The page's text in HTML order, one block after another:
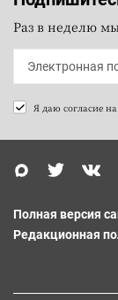
Раз в неделю
Я даю согласие на
Полная версия
Редакционная